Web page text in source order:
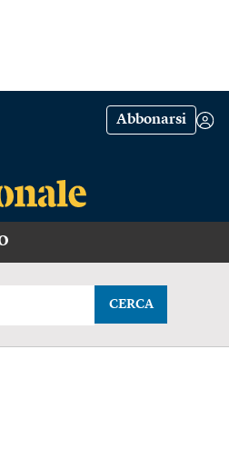
Abbonarsi
CERCA